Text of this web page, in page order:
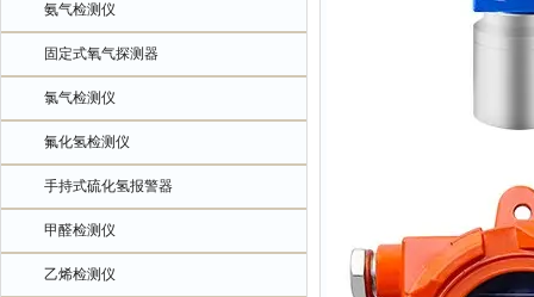
氨气检测仪
固定式氧气探测器
氯气检测仪
氟化氢检测仪
手持式硫化氢报警器
甲醛检测仪
乙烯检测仪